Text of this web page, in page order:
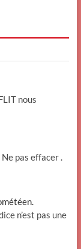
nous
pas effacer .
n’est pas une